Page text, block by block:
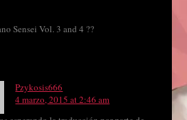
Sensei Vol. 3 and 4 ??
Pzykosis666
4 marzo, 2015 at 2:46 am